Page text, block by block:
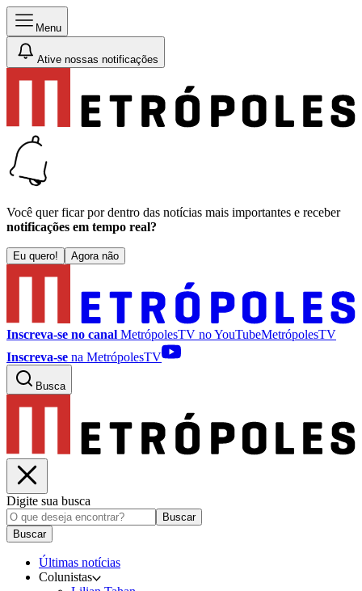
Menu
Ative nossas notificações
Você quer ficar por dentro das notícias mais importantes e receber
notificações em tempo real?
Eu quero! Agora não
Inscreva-se no canal MetrópolesTV noYouTubeMetrópolesTV
Inscreva-se na MetrópolesTV
Busca
Digite sua busca
Buscar
Buscar
Últimas notícias
Colunistas